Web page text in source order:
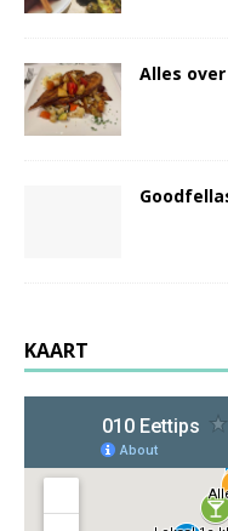
Alles
KAART